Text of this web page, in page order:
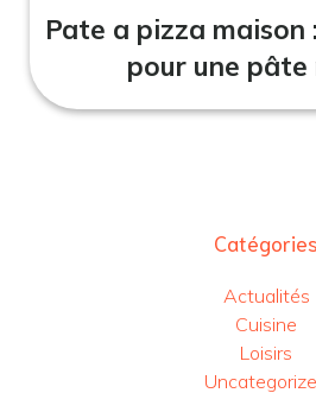
Pate a pizza maison
pour une pâte
Catégories
Actualités
Cuisine
Loisirs